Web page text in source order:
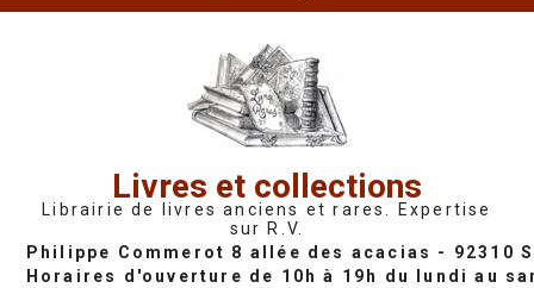
Livres et collections
Librairie de livres anciens et rares. Expertise
sur R.V.